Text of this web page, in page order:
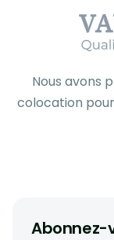
Nous avons
colocation
Abonnez-